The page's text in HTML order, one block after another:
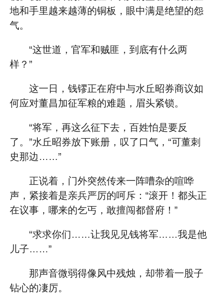
地和手里越来越薄的铜板，眼中满是绝望的怨
气。
“这世道，官军和贼匪，到底有什么两
样？”
这一日，钱镠正在府中与水丘昭券商议如
何应对董昌加征军粮的难题，眉头紧锁。
“将军，再这么征下去，百姓怕是要反
了。”水丘昭券放下账册，叹了口气，“可董刺
史那边……”
正说着，门外突然传来一阵嘈杂的喧哗
声，紧接着是亲兵严厉的呵斥：“滚开！都头正
在议事，哪来的乞丐，敢擅闯都督府！”
“求求你们……让我见见钱将军……我是他
儿子……”
那声音微弱得像风中残烛，却带着一股子
钻心的凄厉。